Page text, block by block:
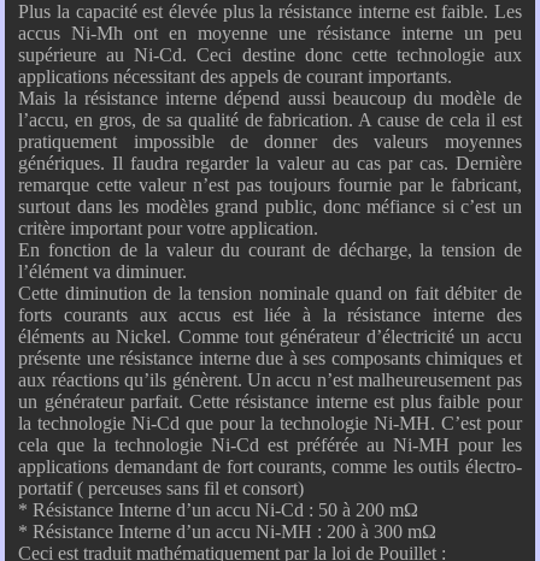
Plus la capacité est élevée plus la résistance interne est faible. Les
accus Ni-Mh ont en moyenne une résistance interne un peu
supérieure au Ni-Cd. Ceci destine donc cette technologie aux
applications nécessitant des appels de courant importants.
Mais la résistance interne dépend aussi beaucoup du modèle de
l’accu, en gros, de sa qualité de fabrication. A cause de cela il est
pratiquement impossible de donner des valeurs moyennes
génériques. Il faudra regarder la valeur au cas par cas. Dernière
remarque cette valeur n’est pas toujours fournie par le fabricant,
surtout dans les modèles grand public, donc méfiance si c’est un
critère important pour votre application.
En fonction de la valeur du courant de décharge, la tension de
l’élément va diminuer.
Cette diminution de la tension nominale quand on fait débiter de
forts courants aux accus est liée à la résistance interne des
éléments au Nickel. Comme tout générateur d’électricité un accu
présente une résistance interne due à ses composants chimiques et
aux réactions qu’ils génèrent. Un accu n’est malheureusement pas
un générateur parfait. Cette résistance interne est plus faible pour
la technologie Ni-Cd que pour la technologie Ni-MH. C’est pour
cela que la technologie Ni-Cd est préférée au Ni-MH pour les
applications demandant de fort courants, comme les outils électro-
portatif ( perceuses sans fil et consort)
* Résistance Interne d’un accu Ni-Cd : 50 à 200 mΩ
* Résistance Interne d’un accu Ni-MH : 200 à 300 mΩ
Ceci est traduit mathématiquement par la loi de Pouillet :